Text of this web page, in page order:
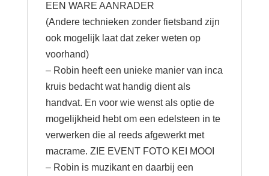
EEN WARE AANRADER
(Andere technieken zonder fietsband zijn
ook mogelijk laat dat zeker weten op
voorhand)
– Robin heeft een unieke manier van inca
kruis bedacht wat handig dient als
handvat. En voor wie wenst als optie de
mogelijkheid hebt om een edelsteen in te
verwerken die al reeds afgewerkt met
macrame. ZIE EVENT FOTO KEI MOOI
– Robin is muzikant en daarbij een